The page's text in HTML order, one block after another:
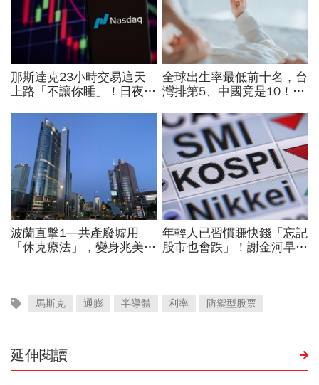
馬斯克 通膨 半導體 利率 防禦型股票
延伸閱讀